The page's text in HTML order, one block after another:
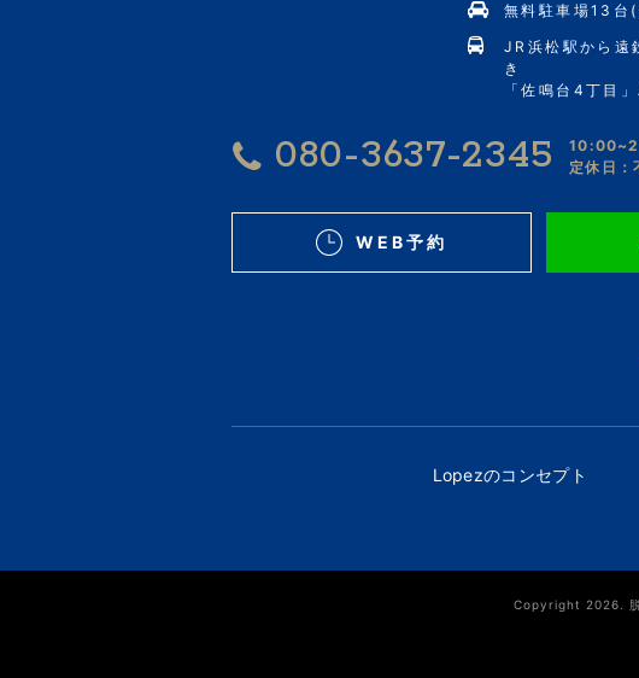
無料駐車場13台
JR浜松駅から遠
き
「佐鳴台4丁目
080-3637-2345
定休日：
WEB予約
Lopezのコンセプト
Copyright 2026. 脱